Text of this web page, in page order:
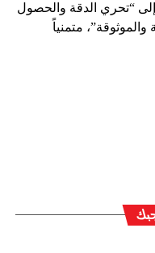
“تحري الدقة والحصول
متمنياً